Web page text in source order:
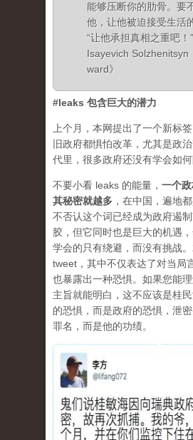
能够压断你的肋骨。要
他，让他被迫接受生活
“让他承担真相之重吧
Isayevich Solzhenitsyn
ward》
#leaks 包含巨大的潜力
上个月，本网提出了一个新标签
旧政府都惧怕改革，尤其是政
代里，很多政府还没有学会如何
不要小看 leaks 的能量， 一个政
其秘密就越多 ，在中国，遍地
不否认这个词已经成为政府遏
胶，但它同时也是巨大的机遇
学会的只有绕避，而没有挑战
tweet，其中不仅表达了对当局
也暴露出一种恐惧。如果您能
主旨就能明白，这不应该是桂
的恐惧，而是政府的恐惧，泄
罪名，而是他的功绩。